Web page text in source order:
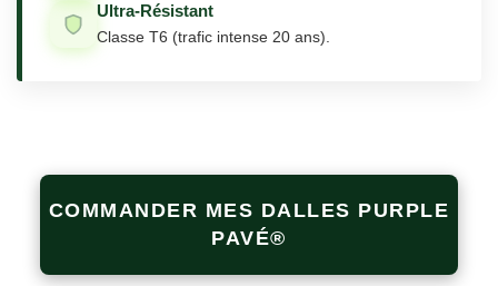
Ultra-Résistant
Classe T6 (trafic intense 20 ans).
COMMANDER MES DALLES PURPLE
PAVÉ®